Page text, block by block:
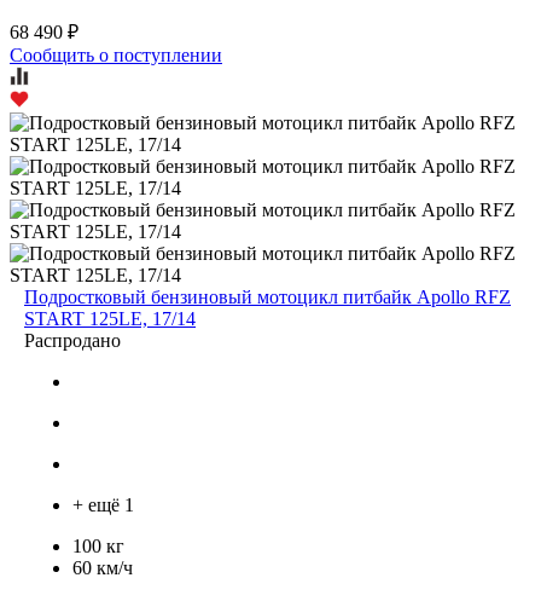
68 490 ₽
Сообщить о поступлении
Подростковый бензиновый мотоцикл питбайк Apollo RFZ
START 125LE, 17/14
Распродано
+ ещё 1
100 кг
60 км/ч